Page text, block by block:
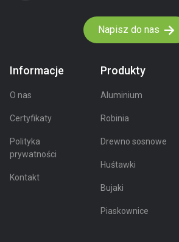
Napisz do nas
Informacje
O nas
Certyfikaty
Polityka
prywatności
Kontakt
Produkty
Aluminium
Robinia
Drewno sosnowe
Huśtawki
Bujaki
Piaskownice